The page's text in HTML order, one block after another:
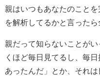
親はいつもあなたのこと
を解析してるかと言ったら
親だって知らないことが
くほど毎日見てるし、毎
あったんだ」とか、それは